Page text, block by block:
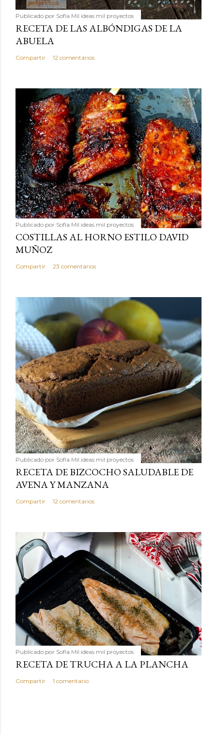
Publicado por Sofía Mil ideas mil proyectos
RECETA DE LAS ALBÓNDIGAS DE LA
ABUELA
Compartir 12 comentarios
Publicado por Sofía Mil ideas mil proyectos
COSTILLAS AL HORNO ESTILO DAVID
MUÑOZ
Compartir 23 comentarios
Publicado por Sofía Mil ideas mil proyectos
RECETA DE BIZCOCHO SALUDABLE DE
AVENA Y MANZANA
Compartir 12 comentarios
Publicado por Sofía Mil ideas mil proyectos
RECETA DE TRUCHA A LA PLANCHA
Compartir 1 comentario